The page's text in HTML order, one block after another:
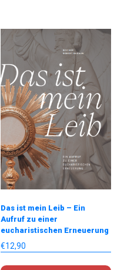
Das ist mein Leib – Ein
Aufruf zu einer
eucharistischen Erneuerung
€12,90